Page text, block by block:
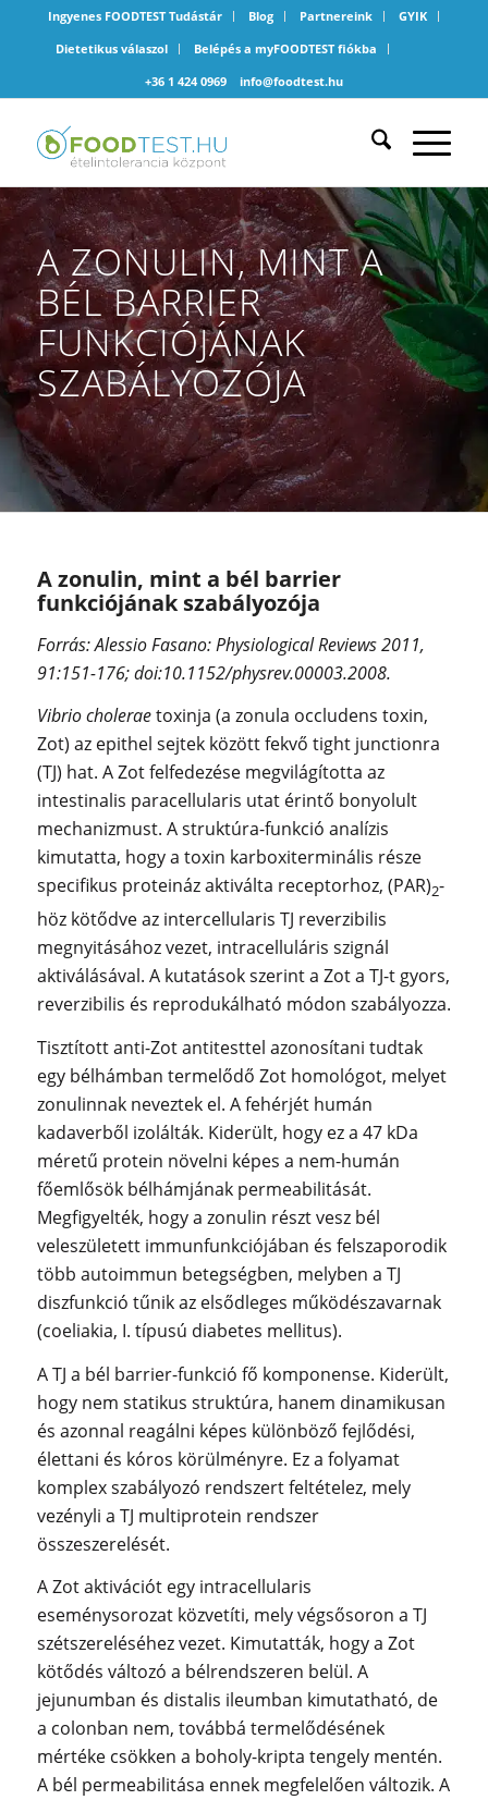
Ingyenes FOODTEST Tudástár Blog Partnereink
GYIK
Dietetikus válaszol
Belépés a myFOODTEST fiókba
+36 1 424 0969
info@foodtest.hu
A ZONULIN, MINT A
BÉL BARRIER
FUNKCIÓJÁNAK
SZABÁLYOZÓJA
A zonulin, mint a bél barrier
funkciójának szabályozója
Forrás:Alessio Fasano: Physiological Reviews 2011,
91:151-176;doi:10.1152/physrev.00003.2008.
Vibrio choleraetoxinja (a zonula occludens toxin,
Zot) az epithel sejtek között fekvő tight junctionra
(TJ) hat. A Zot felfedezése megvilágította az
intestinalis paracellularis utat érintő bonyolult
mechanizmust. A struktúra-funkció analízis
kimutatta, hogy a toxin karboxiterminális része
specifikus proteináz aktiválta receptorhoz, (PAR)2-
höz kötődve az intercellularis TJ reverzibilis
megnyitásához vezet, intracelluláris szignál
aktiválásával. A kutatások szerint a Zot a TJ-t gyors,
reverzibilis és reprodukálható módon szabályozza.
Tisztított anti-Zot antitesttel azonosítani tudtak
egy bélhámban termelődő Zot homológot, melyet
zonulinnak neveztek el. A fehérjét humán
kadaverből izolálták. Kiderült, hogy ez a 47 kDa
méretű protein növelni képes a nem-humán
főemlősök bélhámjának permeabilitását.
Megfigyelték, hogy a zonulin részt vesz bél
veleszületett immunfunkciójában és felszaporodik
több autoimmun betegségben, melyben a TJ
diszfunkció tűnik az elsődleges működészavarnak
(coeliakia, I. típusú diabetes mellitus).
A TJ a bél barrier-funkció fő komponense. Kiderült,
hogy nem statikus struktúra, hanem dinamikusan
és azonnal reagálni képes különböző fejlődési,
élettani és kóros körülményre. Ez a folyamat
komplex szabályozó rendszert feltételez, mely
vezényli a TJ multiprotein rendszer
összeszerelését.
A Zot aktivációt egy intracellularis
eseménysorozat közvetíti, mely végsősoron a TJ
szétszereléséhez vezet. Kimutatták, hogy a Zot
kötődés változó a bélrendszeren belül. A
jejunumban és distalis ileumban kimutatható, de
a colonban nem, továbbá termelődésének
mértéke csökken a boholy-kripta tengely mentén.
A bél permeabilitása ennek megfelelően változik. A